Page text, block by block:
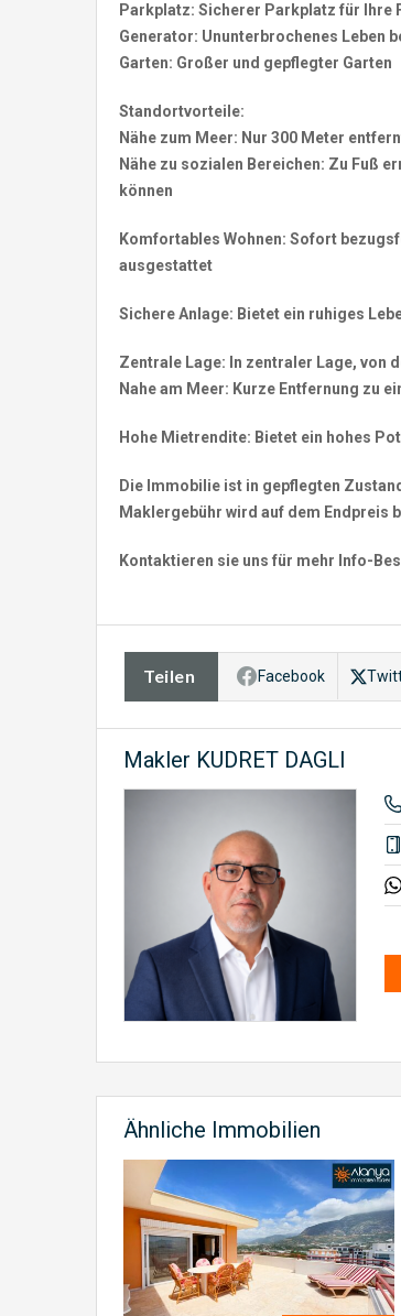
Parkplatz: Sicherer Parkplatz für Ihre
Generator: Ununterbrochenes Leben
Garten: Großer und gepflegter Garten
Standortvorteile:
Nähe zum Meer: Nur 300 Meter
Nähe zu sozialen Bereichen: Zu Fuß
können
Komfortables Wohnen: Sofort
ausgestattet
Sichere Anlage: Bietet ein ruhiges
Zentrale Lage: In zentraler Lage, von
Nahe am Meer: Kurze Entfernung zu
Hohe Mietrendite: Bietet ein hohes
Die Immobilie ist in gepflegten
Maklergebühr wird auf dem Endpreis
Kontaktieren sie uns für mehr Info-
Teilen Facebook
Makler KUDRET DAGLI
Ähnliche Immobilien